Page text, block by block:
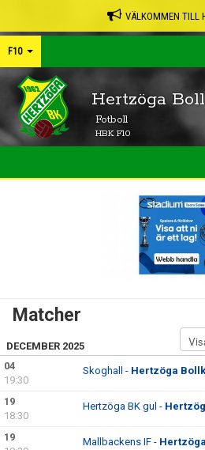
VÄLKOMMEN TILL
F10
Hertzöga
Fotboll
HBK F10
BILDGALLERI
DOKUMENT
KONTAKT
Matcher
DECEMBER 2025
04
19:30
Skoghall - Hertzöga
19
18:30
Hertzöga BK gul -
19
Mallbackens IF -